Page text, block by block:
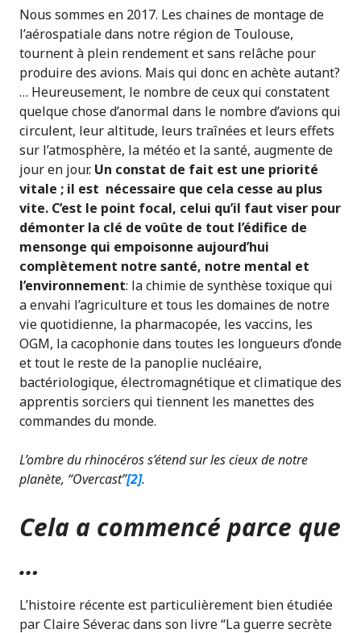
Nous sommes en 2017. Les chaines de montage de
l’aérospatiale dans notre région de Toulouse,
tournent à plein rendement et sans relâche pour
produire des avions. Mais qui donc en achète autant?
… Heureusement, le nombre de ceux qui constatent
quelque chose d’anormal dans le nombre d’avions qui
circulent, leur altitude, leurs traînées et leurs effets
sur l’atmosphère, la météo et la santé, augmente de
jour en jour. Un constat de fait est une priorité
vitale ; il est nécessaire que cela cesse au plus
vite. C’est le point focal, celui qu’il faut viser pour
démonter la clé de voûte de tout l’édifice de
mensonge qui empoisonne aujourd’hui
complètement notre santé, notre mental et
l’environnement: la chimie de synthèse toxique qui
a envahi l’agriculture et tous les domaines de notre
vie quotidienne, la pharmacopée, les vaccins, les
OGM, la cacophonie dans toutes les longueurs d’onde
et tout le reste de la panoplie nucléaire,
bactériologique, électromagnétique et climatique des
apprentis sorciers qui tiennent les manettes des
commandes du monde.
L’ombre du rhinocéros s’étend sur les cieux de notre
planète, “Overcast”[2].
Cela a commencé parce que
…
L’histoire récente est particulièrement bien étudiée
par Claire Séverac dans son livre “La guerre secrète